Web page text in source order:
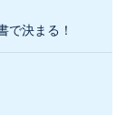
で決まる！